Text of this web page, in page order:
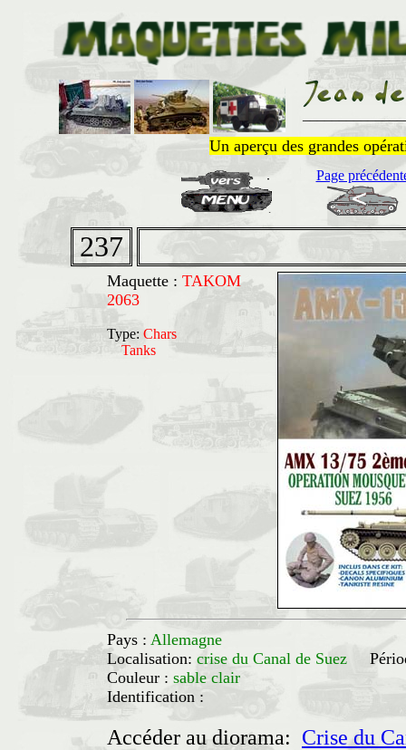
Un aperçu des grandes
Page
237
Maquette : TAKOM
2063
Type: Chars
Tanks
Pays : Allemagne
Localisation: crise du Canal de Suez
Couleur : sable clair
Identification :
Accéder au diorama: Crise du